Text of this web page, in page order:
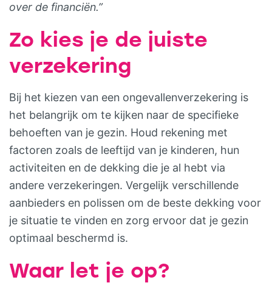
over de financiën.”
Zo kies je de juiste
verzekering
Bij het kiezen van een ongevallenverzekering is
het belangrijk om te kijken naar de specifieke
behoeften van je gezin. Houd rekening met
factoren zoals de leeftijd van je kinderen, hun
activiteiten en de dekking die je al hebt via
andere verzekeringen. Vergelijk verschillende
aanbieders en polissen om de beste dekking voor
je situatie te vinden en zorg ervoor dat je gezin
optimaal beschermd is.
Waar let je op?